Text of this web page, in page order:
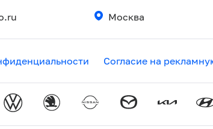
Москва
Согласие на